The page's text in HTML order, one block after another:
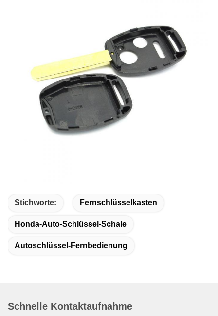
Stichworte: Fernschlüsselkasten
Honda-Auto-Schlüssel-Schale
Autoschlüssel-Fernbedienung
Schnelle Kontaktaufnahme